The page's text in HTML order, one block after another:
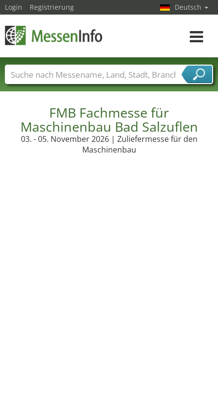
FMB Fachmesse für
Maschinenbau Bad Salzuflen
03. - 05. November 2026 | Zuliefermesse für den
Maschinenbau
Login Registrierung Deutsch
Toggle
Messenamen Länder Städte
Branchen